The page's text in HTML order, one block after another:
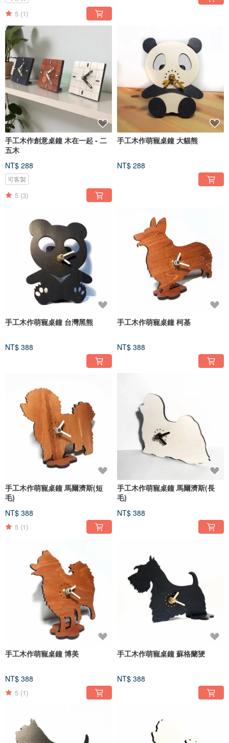
5 (1)
手工木作創意桌鐘 木在一起 - 二
五木
NT$ 288
可客製
5 (3)
手工木作萌寵桌鐘 大貓熊
NT$ 288
手工木作萌寵桌鐘 台灣黑熊
NT$ 388
手工木作萌寵桌鐘 柯基
NT$ 388
手工木作萌寵桌鐘 馬爾濟斯(短
毛)
NT$ 388
5 (1)
手工木作萌寵桌鐘 馬爾濟斯(長
毛)
NT$ 388
手工木作萌寵桌鐘 博美
NT$ 388
5 (1)
手工木作萌寵桌鐘 蘇格蘭㹴
NT$ 388